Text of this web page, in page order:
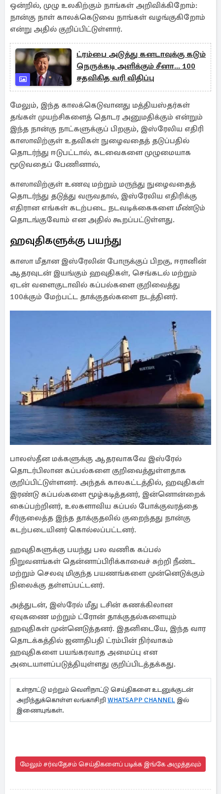
ஒன்றில், முழு உலகிற்கும் நாங்கள் அறிவிக்கிறோம்:
நான்கு நாள் காலக்கெடுவை நாங்கள் வழங்குகிறோம்
என்று அதில் குறிப்பிட்டுள்ளார்.
ட்ரம்பை அடுத்து கனடாவுக்கு கடும்
நெருக்கடி அளிக்கும் சீனா... 100
சதவிகித வரி விதிப்பு
மேலும், இந்த காலக்கெடுவானது மத்தியஸ்தர்கள்
தங்கள் முயற்சிகளைத் தொடர அனுமதிக்கும் என்றும்
இந்த நான்கு நாட்களுக்குப் பிறகும், இஸ்ரேலிய எதிரி
காஸாவிற்குள் உதவிகள் நுழைவதைத் தடுப்பதில்
தொடர்ந்து ஈடுபட்டால், கடவைகளை முழுமையாக
மூடுவதைப் பேணினால்,
காஸாவிற்குள் உணவு மற்றும் மருந்து நுழைவதைத்
தொடர்ந்து தடுத்து வருவதால், இஸ்ரேலிய எதிரிக்கு
எதிரான எங்கள் கடற்படை நடவடிக்கைகளை மீண்டும்
தொடங்குவோம் என அதில் கூறப்பட்டுள்ளது.
ஹவுதிகளுக்கு பயந்து
காஸா மீதான இஸ்ரேலின் போருக்குப் பிறகு, ஈரானின்
ஆதரவுடன் இயங்கும் ஹவுதிகள், செங்கடல் மற்றும்
ஏடன் வளைகுடாவில் கப்பல்களை குறிவைத்து
100க்கும் மேற்பட்ட தாக்குதல்களை நடத்தினர்.
பாலஸ்தீன மக்களுக்கு ஆதரவாகவே இஸ்ரேல்
தொடர்பிலான கப்பல்களை குறிவைத்துள்ளதாக
குறிப்பிட்டுள்ளனர். அந்தக் காலகட்டத்தில், ஹவுதிகள்
இரண்டு கப்பல்களை மூழ்கடித்தனர், இன்னொன்றைக்
கைப்பற்றினர், உலகளாவிய கப்பல் போக்குவரத்தை
சீர்குலைத்த இந்த தாக்குதலில் குறைந்தது நான்கு
கடற்படையினர் கொல்லப்பட்டனர்.
ஹவுதிகளுக்கு பயந்து பல வணிக கப்பல்
நிறுவனங்கள் தென்னாப்பிரிக்காவைச் சுற்றி நீண்ட
மற்றும் செலவு மிகுந்த பயணங்களை முன்னெடுக்கும்
நிலைக்கு தள்ளப்பட்டனர்.
அத்துடன், இஸ்ரேல் மீது டசின் கணக்கிலான
ஏவுகணை மற்றும் ட்ரோன் தாக்குதல்களையும்
ஹவுதிகள் முன்னெடுத்தனர். இதனிடையே, இந்த வார
தொடக்கத்தில் ஜனாதிபதி ட்ரம்பின் நிர்வாகம்
ஹவுதிகளை பயங்கரவாத அமைப்பு என
அடையாளப்படுத்தியுள்ளது குறிப்பிடத்தக்கது.
உள்நாட்டு மற்றும் வெளிநாட்டு செய்திகளை உடனுக்குடன்
அறிந்துக்கொள்ள லங்காசிறி WHATSAPP CHANNEL இல்
இணையுங்கள்.
மேலும் சர்வதேசம் செய்திகளைப் படிக்க இங்கே அழுத்தவும்